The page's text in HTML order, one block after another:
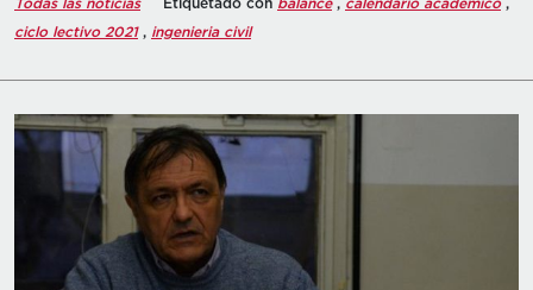
Todas las noticias
Etiquetado con balance, calendario academico,
ciclo lectivo 2021, ingenieria civil